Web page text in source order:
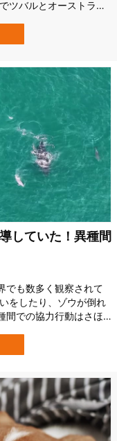
ツバルとオーストラリ
の住民が当選する制度
の半数となる5000人以
していた！異種間
でも数多く観察されて
をしたり、ゾウが倒れ
間での協力行動はさほ
も注目される現象で
ルカがクジラを助ける